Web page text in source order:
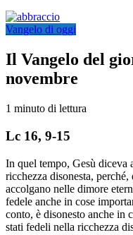
Vangelo di oggi
Il Vangelo del
novembre
1 minuto di lettura
Lc 16, 9-15
In quel tempo, Gesù diceva
ricchezza disonesta,
accolgano nelle dimore
fedele anche in cose
conto, è disonesto anche in
stati fedeli nella ricchezza